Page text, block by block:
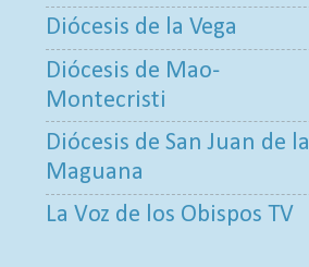
Diócesis de la Vega
Diócesis de Mao-
Montecristi
Diócesis de San Juan de la
Maguana
La Voz de los Obispos TV